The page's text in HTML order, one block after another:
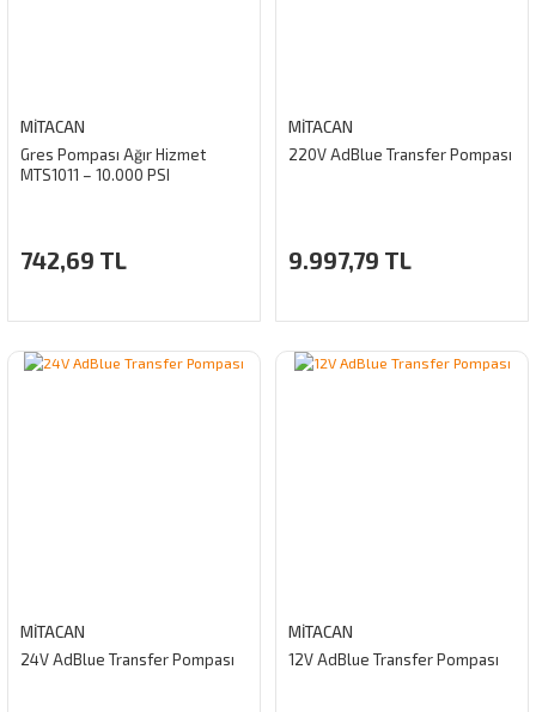
MİTACAN
Gres Pompası Ağır Hizmet
MTS1011 – 10.000 PSI
742,69 TL
MİTACAN
220V AdBlue Transfer Pompası
9.997,79 TL
MİTACAN
24V AdBlue Transfer Pompası
MİTACAN
12V AdBlue Transfer Pompası